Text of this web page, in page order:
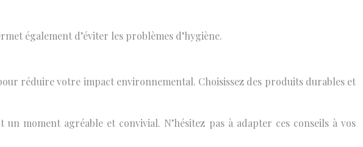
également d’éviter les problèmes d’hygiène.
réduire votre impact environnemental. Choisissez des produits durables et
moment agréable et convivial. N’hésitez pas à adapter ces conseils à vos